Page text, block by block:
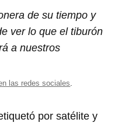
de su tiempo y
ver lo que el tiburón
a nuestros
las redes sociales.
por satélite y